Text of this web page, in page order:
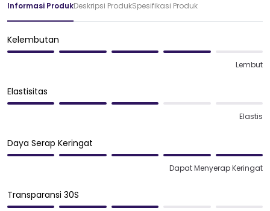
Informasi ProdukDeskripsi ProdukSpesifikasi Produk
Kelembutan
Lembut
Elastisitas
Elastis
Daya Serap Keringat
Dapat Menyerap Keringat
Transparansi 30S